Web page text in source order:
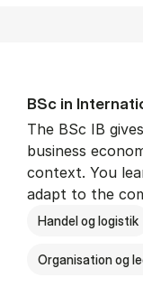
BSc in
The BSc IB
business
context. You
adapt to the
Handel og logistik
Organisation og